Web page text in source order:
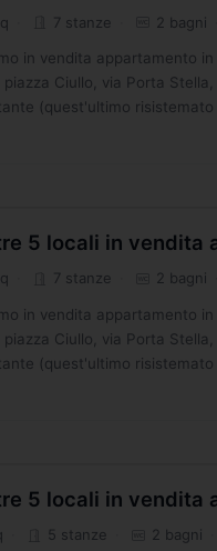
7 stanze 2 bagni
in vendita appartamento
Ciullo, via Porta
(quest'ultimo risistemato
5 locali in vendita
7 stanze 2 bagni
in vendita appartamento
Ciullo, via Porta
(quest'ultimo risistemato
5 locali in vendita
5 stanze 2 bagni